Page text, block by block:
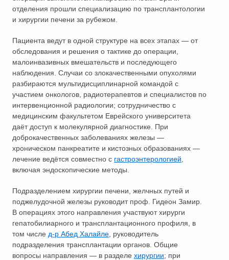
отделения прошли специализацию по трансплантологии
и хирургии печени за рубежом.
Пациента ведут в одной структуре на всех этапах — от
обследования и решения о тактике до операции,
малоинвазивных вмешательств и последующего
наблюдения. Случаи со злокачественными опухолями
разбираются мультидисциплинарной командой с
участием онкологов, радиотерапевтов и специалистов по
интервенционной радиологии; сотрудничество с
медицинским факультетом Еврейского университета
даёт доступ к молекулярной диагностике. При
доброкачественных заболеваниях железы —
хроническом панкреатите и кистозных образованиях —
лечение ведётся совместно с гастроэнтерологией
включая эндоскопические методы.
Подразделением хирургии печени, желчных путей и
поджелудочной железы руководит проф. Гидеон Замир.
В операциях этого направления участвуют хирурги
гепатобилиарного и трансплантационного профиля, в
том числе д-р Абед Халайле , руководитель
подразделения трансплантации органов. Общие
вопросы направления — в разделе хирургии; при